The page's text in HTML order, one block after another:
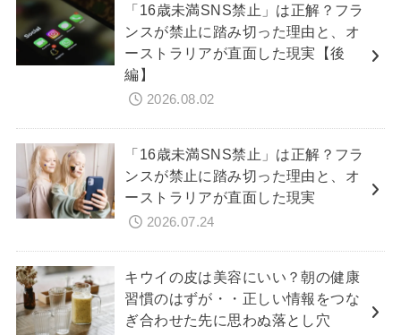
「16歳未満SNS禁止」は正解？フラ
ンスが禁止に踏み切った理由と、オ
ーストラリアが直面した現実【後
編】
2026.08.02
「16歳未満SNS禁止」は正解？フラ
ンスが禁止に踏み切った理由と、オ
ーストラリアが直面した現実
2026.07.24
キウイの皮は美容にいい？朝の健康
習慣のはずが・・正しい情報をつな
ぎ合わせた先に思わぬ落とし穴